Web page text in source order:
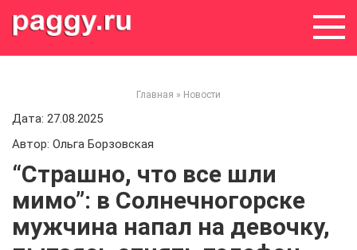
Главная » Новости
Дата: 27.08.2025
Автор: Ольга Борзовская
“Страшно, что все шли
мимо”: в Солнечногорске
мужчина напал на девочку,